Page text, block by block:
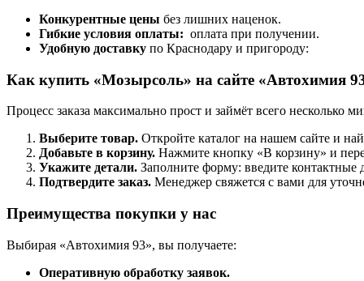
Конкурентные цены без лишних наценок.
Гибкие условия оплаты: оплата при получении.
Удобную доставку по Краснодару и пригороду:
Как купить «Мозырсоль» на сайте «Автохимия
Процесс заказа максимально прост и займёт всего несколько
Выберите товар. Откройте каталог на нашем сайте и
Добавьте в корзину. Нажмите кнопку «В корзину» и
Укажите детали. Заполните форму: введите контактные
Подтвердите заказ. Менеджер свяжется с вами для
Преимущества покупки у нас
Выбирая «Автохимия 93», вы получаете:
Оперативную обработку заявок.